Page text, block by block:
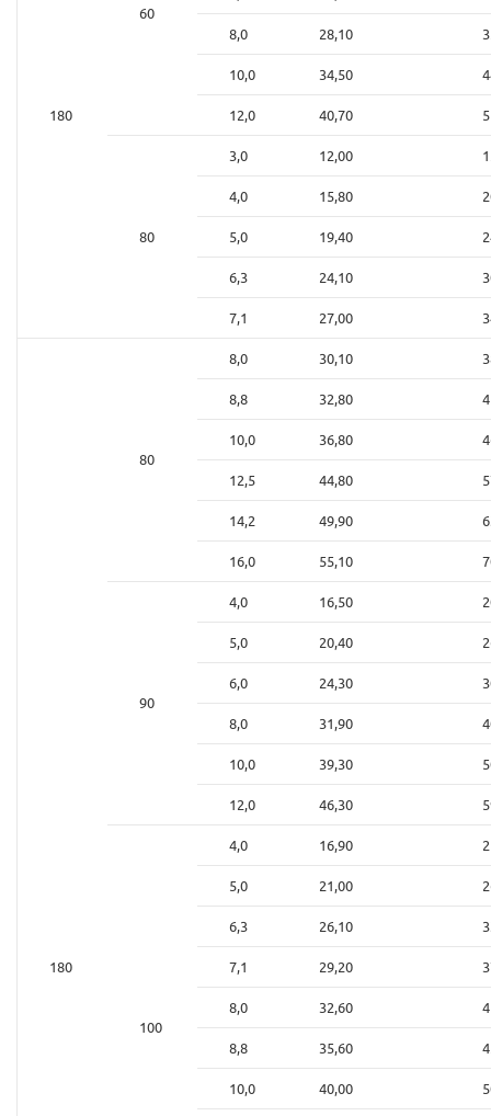
180
60
8,0 28,10
10,0 34,50
12,0 40,70
80
3,0 12,00
4,0 15,80
5,0 19,40
6,3 24,10
7,1 27,00
180
80
8,0 30,10
8,8 32,80
10,0 36,80
12,5 44,80
14,2 49,90
16,0 55,10
90
4,0 16,50
5,0 20,40
6,0 24,30
8,0 31,90
10,0 39,30
12,0 46,30
100
4,0 16,90
5,0 21,00
6,3 26,10
7,1 29,20
8,0 32,60
8,8 35,60
10,0 40,00